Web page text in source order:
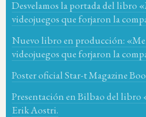
Desvelamos la portada del libro
videojuegos que forjaron la
Nuevo libro en producción:
videojuegos que forjaron la
Poster oficial Star-t Magazine
Presentación en Bilbao del libro
Erik Aostri.